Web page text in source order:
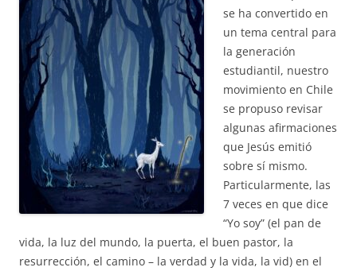
se ha convertido en
un tema central para
la generación
estudiantil, nuestro
movimiento en Chile
se propuso revisar
algunas afirmaciones
que Jesús emitió
sobre sí mismo.
Particularmente, las
7 veces en que dice
“Yo soy” (el pan de
vida, la luz del mundo, la puerta, el buen pastor, la
resurrección, el camino – la verdad y la vida, la vid) en el